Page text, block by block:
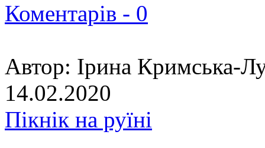
Коментарів - 0
Автор: Ірина Кримська-
14.02.2020
Пікнік на руїні